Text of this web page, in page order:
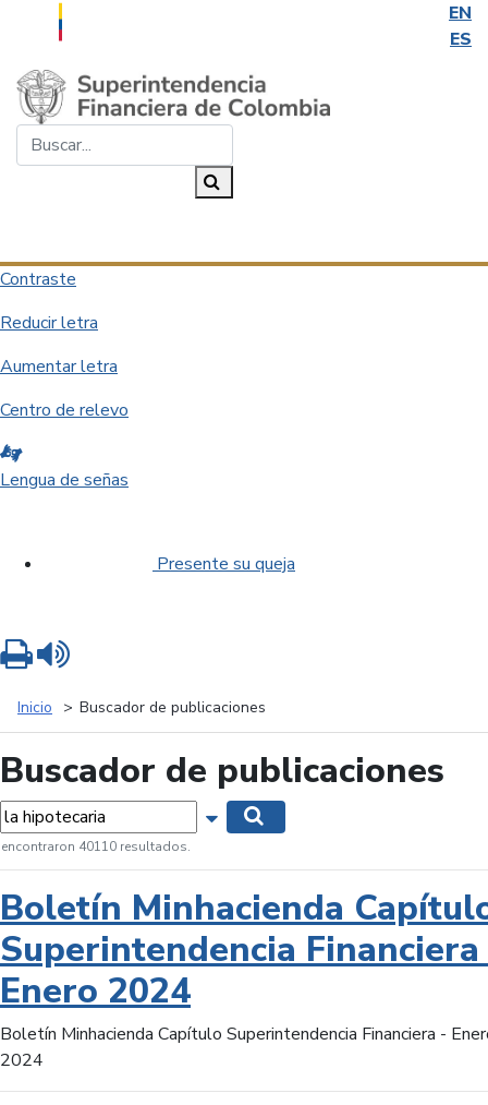
EN
ES
Saltar al contenido principal
Contraste
Reducir letra
Aumentar letra
Centro de relevo
Lengua de señas
Presente su queja
Inicio Buscador de publicaciones
Buscador de publicaciones
Mostrar opciones de búsqueda
encontraron 40110 resultados.
Boletín Minhacienda
Superintendencia
Enero 2024
Boletín Minhacienda Capítulo Superintendencia Financiera -
2024
Imprimir